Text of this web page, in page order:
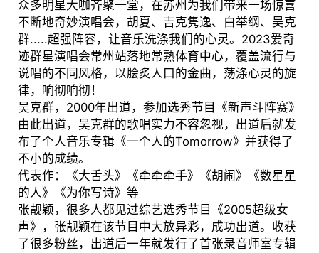
众多明星大咖齐聚一堂，在苏州为我们带来一场惊喜
不断地奇妙演唱会，胡夏、吉克隽逸、白举纲、吴克
群.....超强阵容，让音乐洗涤我们的心灵。2023爱奇
迹群星演唱会常州站落地常熟体育中心，覆盖流行与
说唱的不同风格，以脍炙人口的金曲，荡涤心灵的旋
律，响彻响彻！
吴克群，2000年出道，参加选秀节目《新声斗阵赛》
由此出道，吴克群的歌唱实力不容忽视，出道后就发
布了个人音乐专辑《一个人的Tomorrow》并获得了
不小的成绩。
代表作：《大舌头》《牵牵牵手》《胡闹》《数星星
的人》《为你写诗》等
张靓颖，很多人都见过综艺选秀节目《2005超级女
声》，张靓颖在该节目中大放异彩，成功出道。收获
了很多粉丝，出道后一年就发行了首张录音师室专辑